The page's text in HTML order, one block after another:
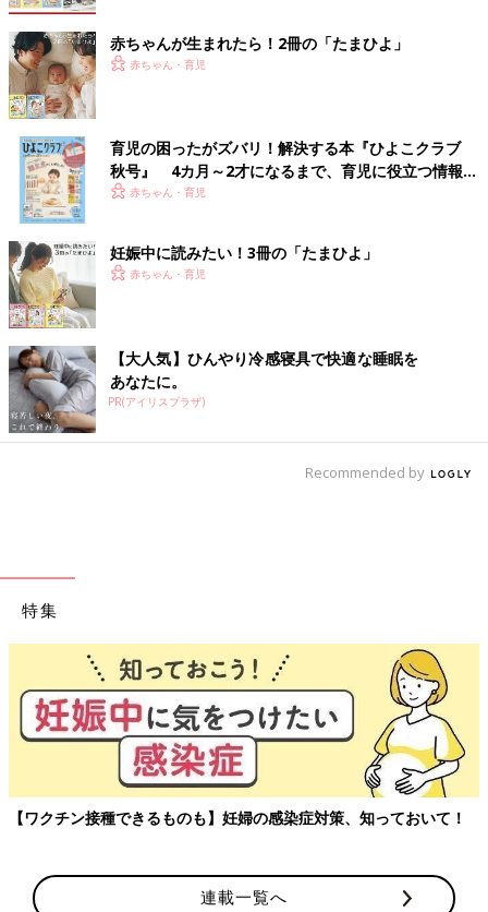
赤ちゃんの手でつかみやすい「シュシュ取り」
ママの手にシュシュを何個かつけ、赤ちゃんに取らせて遊んで。
ゴムが入っていて引っ張ると伸びるシュシュの感触が面白くて、
赤ちゃんは夢中に。赤ちゃんの足首にシュシュをつけて取らせれ
ば、全身を使った運動にも応用できます。
立っちやあんよができるようになるころの赤ちゃんは、体力がつ
いてきて室内の活動だけではパワーを持て余しがちに。シーツや
力を消耗させてあげましょう。
肩まわりのいい運動に！「シーツの中を探索」
赤ちゃんが生まれたら！2冊の「たまひよ」
赤ちゃん・育児
育児の困ったがズバリ！解決する本『ひよこクラブ
秋号』 4カ月～2才になるまで、育児に役立つ情報が
いっぱい！
赤ちゃん・育児
妊娠中に読みたい！3冊の「たまひよ」
赤ちゃん・育児
【大人気】ひんやり冷感寝具で快適な睡眠を
あなたに。
PR(アイリスプラザ)
Recommended by
特集
【ワクチン接種できるものも】妊婦の感染症対策、知っておいて！
連載一覧へ